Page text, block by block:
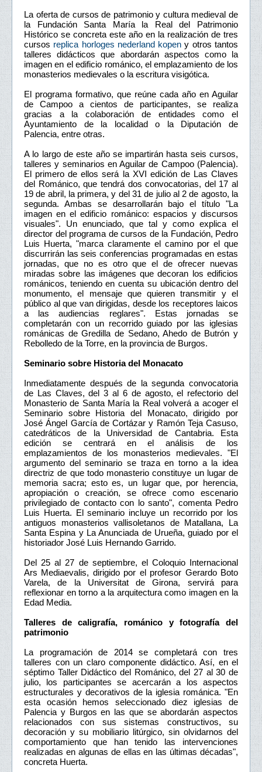
La oferta de cursos de patrimonio y cultura medieval de
la Fundación Santa María la Real del Patrimonio
Histórico se concreta este año en la realización de tres
cursos replica horloges nederland kopen y otros tantos
talleres didácticos que abordarán aspectos como la
imagen en el edificio románico, el emplazamiento de los
monasterios medievales o la escritura visigótica.
El programa formativo, que reúne cada año en Aguilar
de Campoo a cientos de participantes, se realiza
gracias a la colaboración de entidades como el
Ayuntamiento de la localidad o la Diputación de
Palencia, entre otras.
A lo largo de este año se impartirán hasta seis cursos,
talleres y seminarios en Aguilar de Campoo (Palencia).
El primero de ellos será la XVI edición de Las Claves
del Románico, que tendrá dos convocatorias, del 17 al
19 de abril, la primera, y del 31 de julio al 2 de agosto, la
segunda. Ambas se desarrollarán bajo el título "La
imagen en el edificio románico: espacios y discursos
visuales". Un enunciado, que tal y como explica el
director del programa de cursos de la Fundación, Pedro
Luis Huerta, "marca claramente el camino por el que
discurrirán las seis conferencias programadas en estas
jornadas, que no es otro que el de ofrecer nuevas
miradas sobre las imágenes que decoran los edificios
románicos, teniendo en cuenta su ubicación dentro del
monumento, el mensaje que quieren transmitir y el
público al que van dirigidas, desde los receptores laicos
a las audiencias reglares". Estas jornadas se
completarán con un recorrido guiado por las iglesias
románicas de Gredilla de Sedano, Ahedo de Butrón y
Rebolledo de la Torre, en la provincia de Burgos.
Seminario sobre Historia del Monacato
Inmediatamente después de la segunda convocatoria
de Las Claves, del 3 al 6 de agosto, el refectorio del
Monasterio de Santa María la Real volverá a acoger el
Seminario sobre Historia del Monacato, dirigido por
José Ángel García de Cortázar y Ramón Teja Casuso,
catedráticos de la Universidad de Cantabria. Esta
edición se centrará en el análisis de los
emplazamientos de los monasterios medievales. "El
argumento del seminario se traza en torno a la idea
directriz de que todo monasterio constituye un lugar de
memoria sacra; esto es, un lugar que, por herencia,
apropiación o creación, se ofrece como escenario
privilegiado de contacto con lo santo", comenta Pedro
Luis Huerta. El seminario incluye un recorrido por los
antiguos monasterios vallisoletanos de Matallana, La
Santa Espina y La Anunciada de Urueña, guiado por el
historiador José Luis Hernando Garrido.
Del 25 al 27 de septiembre, el Coloquio Internacional
Ars Mediaevalis, dirigido por el profesor Gerardo Boto
Varela, de la Universitat de Girona, servirá para
reflexionar en torno a la arquitectura como imagen en la
Edad Media.
Talleres de caligrafía, románico y fotografía del
patrimonio
La programación de 2014 se completará con tres
talleres con un claro componente didáctico. Así, en el
séptimo Taller Didáctico del Románico, del 27 al 30 de
julio, los participantes se acercarán a los aspectos
estructurales y decorativos de la iglesia románica. "En
esta ocasión hemos seleccionado diez iglesias de
Palencia y Burgos en las que se abordarán aspectos
relacionados con sus sistemas constructivos, su
decoración y su mobiliario litúrgico, sin olvidarnos del
comportamiento que han tenido las intervenciones
realizadas en algunas de ellas en las últimas décadas",
concreta Huerta.